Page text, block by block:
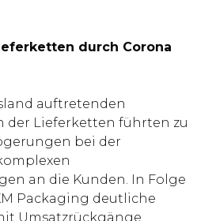
durch Corona
auftretenden
der Lieferketten führten zu
bei der
an die Kunden. In Folge
Packaging deutliche
Umsatzrückgänge